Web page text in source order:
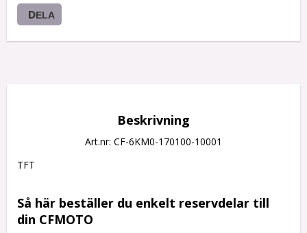
DELA
Beskrivning
Art.nr: CF-6KM0-170100-10001
TFT
Så här beställer du enkelt reservdelar till
din CFMOTO